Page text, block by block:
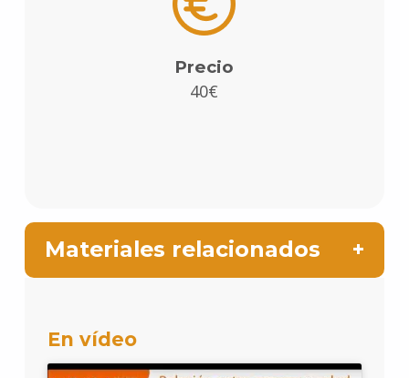
Precio
40€
Materiales relacionados
En vídeo